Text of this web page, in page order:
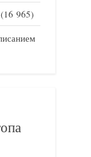
(16 965)